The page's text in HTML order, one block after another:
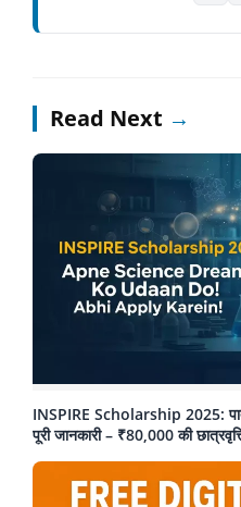
Read Next →
INSPIRE Scholarship 2025:
पूरी जानकारी – ₹80,000 की